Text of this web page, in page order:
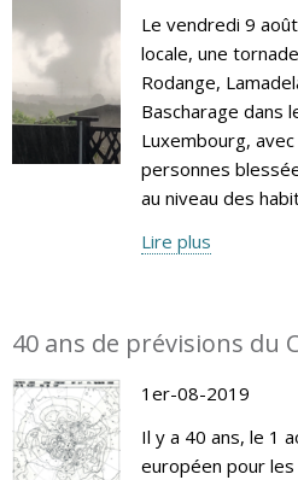
Le vendredi 9
locale, une
Rodange,
Bascharage dans
Luxembourg,
personnes
au niveau des
Lire plus
40 ans de prévisions du
1er-08-2019
Il y a 40 ans, le 1
européen pour